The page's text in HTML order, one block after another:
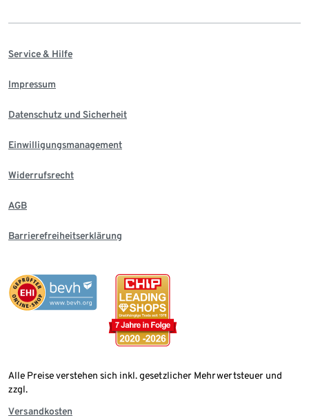
Service & Hilfe
Impressum
Datenschutz und Sicherheit
Einwilligungsmanagement
Widerrufsrecht
AGB
Barrierefreiheitserklärung
Alle Preise verstehen sich inkl. gesetzlicher Mehrwertsteuer und
zzgl.
Versandkosten